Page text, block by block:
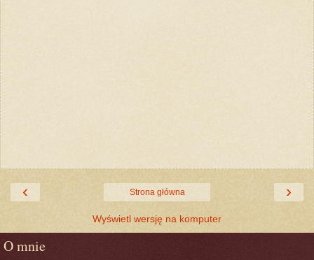
‹ ›
Strona główna
Wyświetl wersję na komputer
O mnie